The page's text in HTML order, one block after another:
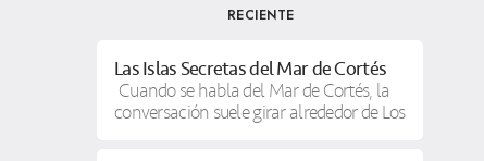
RECIENTE
Las Islas Secretas del Mar de Cortés
Cuando se habla del Mar de Cortés, la
conversación suele girar alrededor de Los